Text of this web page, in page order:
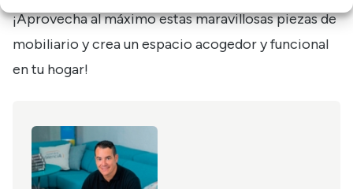
¡Aprovecha al máximo estas maravillosas piezas de
mobiliario y crea un espacio acogedor y funcional
en tu hogar!